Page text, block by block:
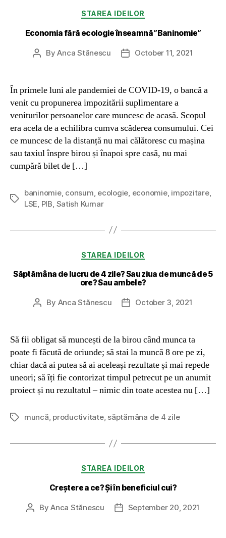
Categories
STAREA IDEILOR
Economia fără ecologie înseamnă ”Baninomie”
PostByAnca Stănescu
PostOctober 11, 2021
În primele luni ale pandemiei de COVID-19, o bancă a
venit cu propunerea impozitării suplimentare a
veniturilor persoanelor care muncesc de acasă. Scopul
era acela de a echilibra cumva scăderea consumului. Cei
ce muncesc de la distanță nu mai călătoresc cu mașina
sau taxiul înspre birou și înapoi spre casă, nu mai
cumpără bilet de […]
Tags
baninomie, consum ecologie economie, impozitare,
LSE PIB Satish Kumar
Categories
STAREA IDEILOR
Săptămâna de lucru de 4 zile? Sau ziua de muncă de 5
ore? Sau ambele?
Post
By Anca Stănescu
PostOctober 3, 2021
Să fii obligat să muncești de la birou când munca ta
poate fi făcută de oriunde; să stai la muncă 8 ore pe zi,
chiar dacă ai putea să ai aceleași rezultate și mai repede
uneori; să îți fie contorizat timpul petrecut pe un anumit
proiect și nu rezultatul – nimic din toate acestea nu […]
Tagsmuncă, productivitate, săptămâna de 4 zile
Categories
STAREA IDEILOR
Creștere a ce? Și în beneficiul cui?
PostByAnca Stănescu
PostSeptember 20, 2021